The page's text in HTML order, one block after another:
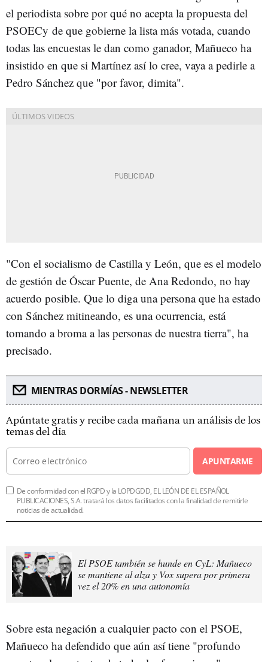
el periodista sobre por qué no acepta la propuesta del
PSOECy de que gobierne la lista más votada, cuando
todas las encuestas le dan como ganador, Mañueco ha
insistido en que si Martínez así lo cree, vaya a pedirle a
Pedro Sánchez que "por favor, dimita".
"Con el socialismo de Castilla y León, que es el modelo
de gestión de Óscar Puente, de Ana Redondo, no hay
acuerdo posible. Que lo diga una persona que ha estado
con Sánchez mitineando, es una ocurrencia, está
tomando a broma a las personas de nuestra tierra", ha
precisado.
MIENTRAS DORMÍAS - NEWSLETTER
Apúntate gratis y recibe cada mañana un análisis de los
temas del día
APUNTARME
De conformidad con el RGPD y la LOPDGDD, EL LEÓN DE EL ESPAÑOL
PUBLICACIONES, S.A. tratará los datos facilitados con la finalidad de remitirle
noticias de actualidad.
El PSOE también se hunde en CyL: Mañueco
se mantiene al alza y Vox supera por primera
vez el 20% en una autonomía
Sobre esta negación a cualquier pacto con el PSOE,
Mañueco ha defendido que aún así tiene "profundo